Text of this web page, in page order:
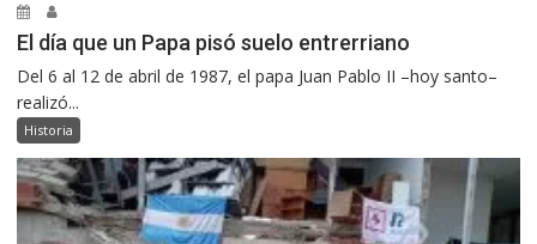
El día que un Papa pisó suelo entrerriano
Del 6 al 12 de abril de 1987, el papa Juan Pablo II –hoy santo–
realizó...
Historia